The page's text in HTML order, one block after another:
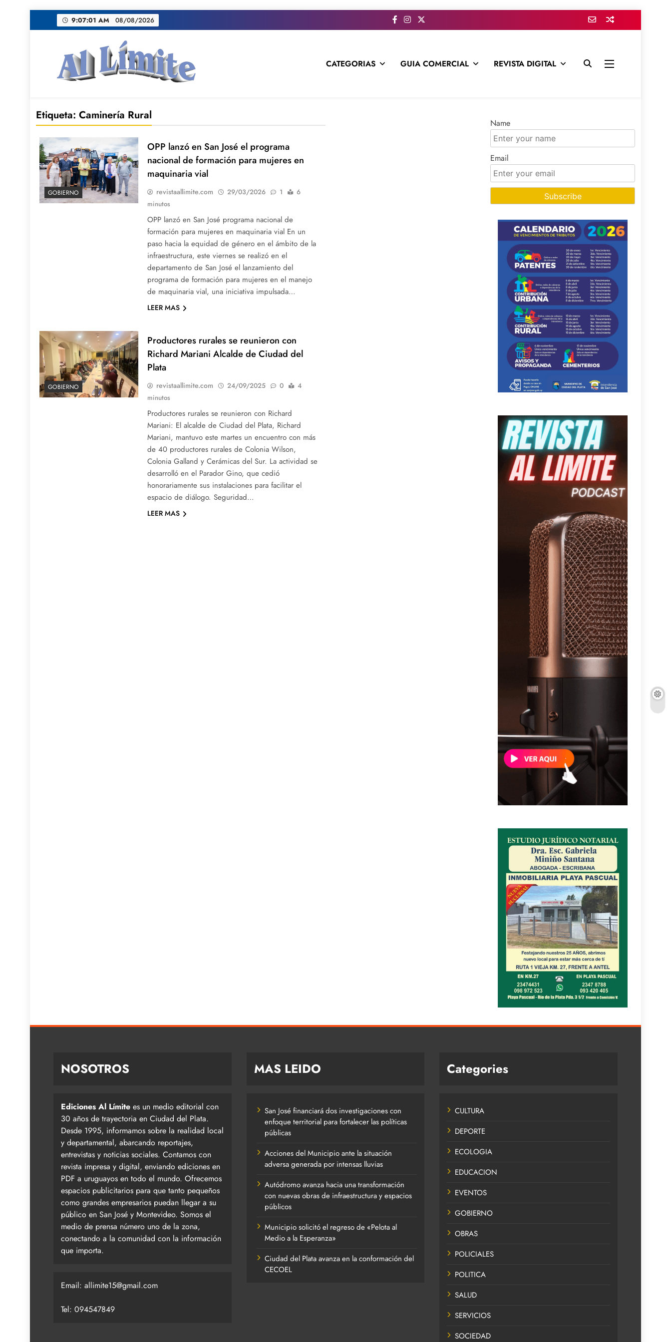
al
9:07:02 AM 08/08/2026
CATEGORIAS GUIA COMERCIAL REVISTA DIGITAL
Etiqueta: Caminería Rural
GOBIERNO
OPP lanzó en San José el programa
nacional de formación para mujeres en
maquinaria vial
revistaallimite.com 29/03/2026 1
6
minutos
OPP lanzó en San José programa nacional de
formación para mujeres en maquinaria vial En un
paso hacia la equidad de género en el ámbito de la
infraestructura, este viernes se realizó en el
departamento de San José el lanzamiento del
programa de formación para mujeres en el manejo
de maquinaria vial, una iniciativa impulsada…
LEER MAS
GOBIERNO
Productores rurales se reunieron con
Richard Mariani Alcalde de Ciudad del
Plata
revistaallimite.com 24/09/2025 0
4
minutos
Productores rurales se reunieron con Richard
Mariani: El alcalde de Ciudad del Plata, Richard
Mariani, mantuvo este martes un encuentro con más
de 40 productores rurales de Colonia Wilson,
Colonia Galland y Cerámicas del Sur. La actividad se
desarrolló en el Parador Gino, que cedió
honorariamente sus instalaciones para facilitar el
espacio de diálogo. Seguridad…
LEER MAS
Name
Email
NOSOTROS
Ediciones Al Límite es un medio editorial con
30 años de trayectoria en Ciudad del Plata.
Desde 1995, informamos sobre la realidad local
y departamental, abarcando reportajes,
entrevistas y noticias sociales. Contamos con
revista impresa y digital, enviando ediciones en
PDF a uruguayos en todo el mundo. Ofrecemos
espacios publicitarios para que tanto pequeños
como grandes empresarios puedan llegar a su
público en San José y Montevideo. Somos el
medio de prensa número uno de la zona,
conectando a la comunidad con la información
que importa.
Email: allimite15@gmail.com
Tel: 094547849
MAS LEIDO
San José financiará dos investigaciones con
enfoque territorial para fortalecer las políticas
públicas
Acciones del Municipio ante la situación
adversa generada por intensas lluvias
Autódromo avanza hacia una transformación
con nuevas obras de infraestructura y espacios
públicos
Municipio solicitó el regreso de «Pelota al
Medio a la Esperanza»
Ciudad del Plata avanza en la conformación del
CECOEL
Categories
CULTURA
DEPORTE
ECOLOGIA
EDUCACION
EVENTOS
GOBIERNO
OBRAS
POLICIALES
POLITICA
SALUD
SERVICIOS
SOCIEDAD